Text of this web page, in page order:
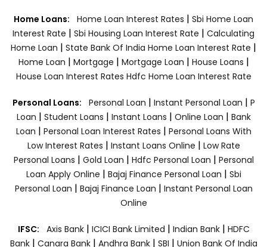
Home Loans: Home Loan Interest Rates | Sbi Home Loan
Interest Rate | Sbi Housing Loan Interest Rate | Calculating
Home Loan | State Bank Of India Home Loan Interest Rate |
Home Loan | Mortgage | Mortgage Loan | House Loans |
House Loan Interest Rates Hdfc Home Loan Interest Rate
Personal Loans: Personal Loan | Instant Personal Loan | P
Loan | Student Loans | Instant Loans | Online Loan | Bank
Loan | Personal Loan Interest Rates | Personal Loans With
Low Interest Rates | Instant Loans Online | Low Rate
Personal Loans | Gold Loan | Hdfc Personal Loan | Personal
Loan Apply Online | Bajaj Finance Personal Loan | Sbi
Personal Loan | Bajaj Finance Loan | Instant Personal Loan
Online
IFSC: Axis Bank | ICICI Bank Limited | Indian Bank | HDFC
Bank| Canara Bank | Andhra Bank| SBI | Union Bank Of India